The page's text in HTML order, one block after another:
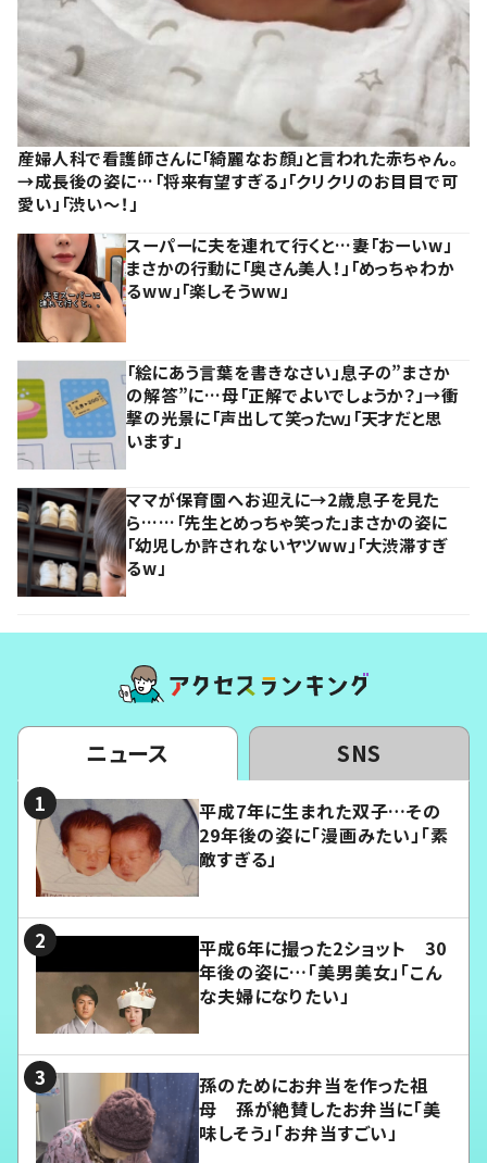
産婦人科で看護師さんに「綺麗なお顔」と言われた赤ちゃん。
→成長後の姿に…「将来有望すぎる」「クリクリのお目目で可
愛い」「渋い～！」
スーパーに夫を連れて行くと…妻「おーいw」
まさかの行動に「奥さん美人！」「めっちゃわか
るww」「楽しそうww」
「絵にあう言葉を書きなさい」息子の”まさか
の解答”に…母「正解でよいでしょうか？」→衝
撃の光景に「声出して笑ったｗ」「天才だと思
います」
ママが保育園へお迎えに→2歳息子を見た
ら……「先生とめっちゃ笑った」まさかの姿に
「幼児しか許されないヤツww」「大渋滞すぎ
るw」
ニュース SNS
平成7年に生まれた双子…その
29年後の姿に「漫画みたい」「素
敵すぎる」
平成6年に撮った2ショット 30
年後の姿に…「美男美女」「こん
な夫婦になりたい」
孫のためにお弁当を作った祖
母 孫が絶賛したお弁当に「美
味しそう」「お弁当すごい」